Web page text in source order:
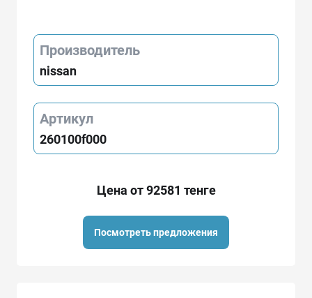
Производитель
nissan
Артикул
260100f000
Цена от 92581 тенге
Посмотреть предложения